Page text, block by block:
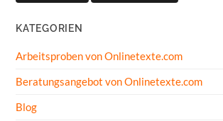
KATEGORIEN
Arbeitsproben von Onlinetexte.com
Beratungsangebot von Onlinetexte.com
Blog